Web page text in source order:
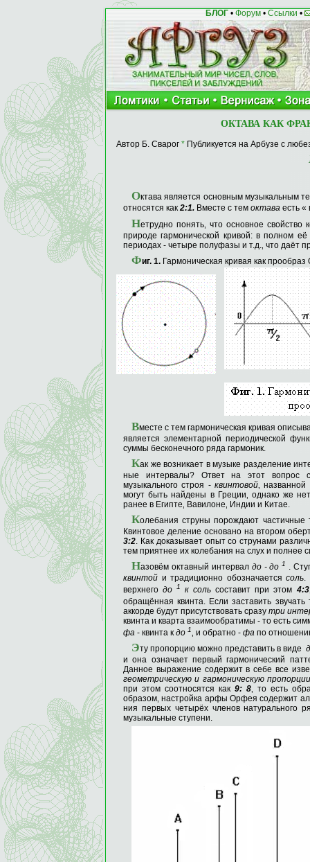
БЛОГ• Форум• Ссылки •
ОКТАВА КАК
Автор Б. Сварог * Публикуется на Арбузе с
Октава является основным музыкальным
относятся как 2:1. Вместе с тем октава есть «
Нетрудно понять‚ что основное
при­роде гармонической кривой: в полном
периодах - четыре полуфазы и т.д.‚ что даёт
Фиг. 1. Гармоническая кривая как прообраз
Вместе с тем гармоническая кривая
является элементарной периодической
суммы бесконечного ряда гармоник.
Как же возникает в музыке разделение
ные интервалы? Ответ на этот вопрос
музыкального строя - квинтовой‚
могут быть найдены в Греции‚ однако же
ранее в Египте‚ Вавилоне‚ Индии и Китае.
Колебания струны порождают
Квинтовое деление основано на втором
3:2. Как доказывает опыт со струнами
тем приятнее их колебания на слух и полнее
Назовём октавный интервал до-до1 .
квинтой и традиционно обозна­чаетсясоль.
верх­негодо1 к соль составит при этом 4:3
обращённая квинта. Если заставить
аккорде будут присутствовать сразутри
квинта и кварта взаимообратимы - то есть
фа - квинта к до 1‚ и обратно - фа по
Эту пропорцию можно представить в виде
и она означает первый гармонический
Данное выражение содержит в себе все
геометри­ческую и гармоническую пропорции
при этом соотносятся как 9: 8‚ то есть
образом‚ на­стройка арфы Орфея содержит
ния первых четырёх членов натурального
музыкальные ступени.